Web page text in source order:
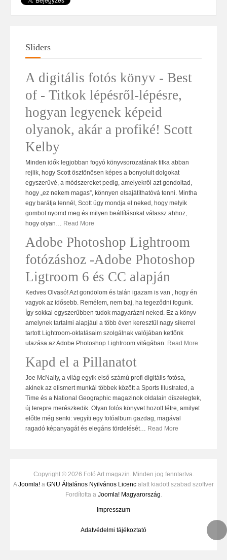
Sliders
A digitális fotós könyv - Best
of - Titkok lépésről-lépésre,
hogyan legyenek képeid
olyanok, akár a profiké! Scott
Kelby
Minden idők legjobban fogyó könyvsorozatának titka abban
rejlik, hogy Scott ösztönösen képes a bonyolult dolgokat
egyszerűvé, a módszereket pedig, amelyekről azt gondoltad,
hogy „ez nekem magas”, könnyen elsajátíthatóvá tenni. Mintha
egy barátja lennél, Scott úgy mondja el neked, hogy melyik
gombot nyomd meg és milyen beállításokat válassz ahhoz,
hogy olyan… Read More
Adobe Photoshop Lightroom
fotózáshoz -Adobe Photoshop
Ligtroom 6 és CC alapján
Kedves Olvasó! Azt gondolom és talán igazam is van , hogy én
vagyok az idősebb. Remélem, nem baj, ha tegeződni fogunk.
Így sokkal egyszerűbben tudok magyarázni neked. Ez a könyv
amelynek tartalmi alapjául a több éven keresztül nagy sikerrel
tartott Lightroom-oktatásaim szolgálnak valójában kettőnk
utazása az Adobe Photoshop Lightroom világában. Read More
Kapd el a Pillanatot
Joe McNally, a világ egyik első számú profi digitális fotósa,
akinek az elismert munkái többek között a Sports Illustrated, a
Time és a National Geographic magazinok oldalain díszelegtek,
új terepre merészkedik. Olyan fotós könyvet hozott létre, amilyet
előtte még senki: vegyíti egy fotóalbum gazdag, magával
ragadó képanyagát és elegáns tördelését… Read More
Copyright © 2026 Fotó Art magazin. Minden jog fenntartva.
AJoomla! a GNU Általános Nyilvános Licenc alatt kiadott szabad szoftver
Fordította a Joomla! Magyarország.
Impresszum
Adatvédelmi tájékoztató